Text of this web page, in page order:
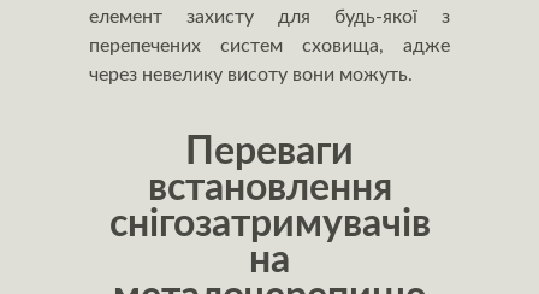
елемент захисту для будь-якої з
перепечених систем сховища, адже
через невелику висоту вони можуть.
Переваги
встановлення
снігозатримувачів
на